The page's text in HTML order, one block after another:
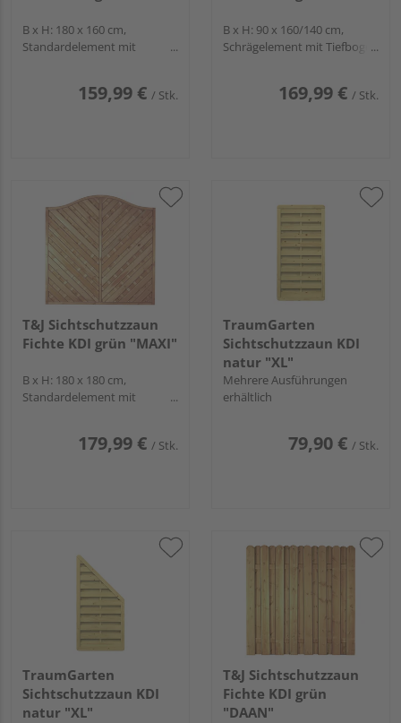
B x H: 180 x 160 cm,
Standardelement mit
159,99 € / Stk.
B x H: 90 x 160/140 cm,
Schrägelement mit Tiefbogen
169,99 € / Stk.
T&J Sichtschutzzaun
Fichte KDI grün "MAXI"
B x H: 180 x 180 cm,
Standardelement mit
179,99 € / Stk.
TraumGarten
Sichtschutzzaun KDI
natur "XL"
Mehrere Ausführungen
erhältlich
79,90 € / Stk.
TraumGarten
Sichtschutzzaun KDI
natur "XL"
T&J Sichtschutzzaun
Fichte KDI grün
"DAAN"